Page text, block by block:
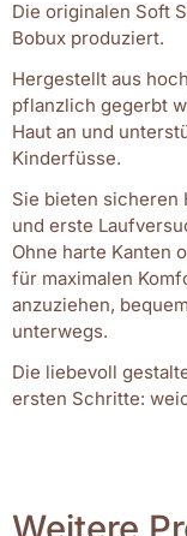
Die originalen Soft
Bobux produziert.
Hergestellt aus
pflanzlich gegerbt
Haut an und
Kinderfüsse.
Sie bieten sicheren
und erste
Ohne harte Kanten
für maximalen
anzuziehen,
unterwegs.
Die liebevoll
ersten Schritte: